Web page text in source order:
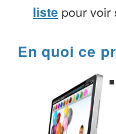
liste pour voir
En quoi ce